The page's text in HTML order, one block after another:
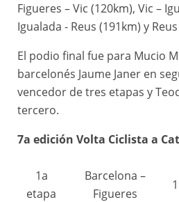
Figueres – Vic (120km), Vic –
Igualada - Reus (191km) y
El podio final fue para Mucio
barcelonés Jaume Janer en
vencedor de tres etapas y
tercero.
7a edición Volta Ciclista a
1a
etapa
Barcelona –
Figueres